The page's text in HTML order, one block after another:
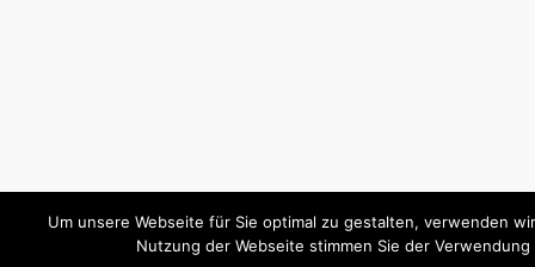
Um unsere Webseite für Sie optimal zu gestalten, verwenden
Nutzung der Webseite stimmen Sie der